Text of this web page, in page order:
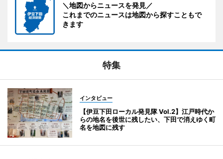
＼地図からニュースを発見／
これまでのニュースは地図から探すこともで
きます
特集
インタビュー
【伊豆下田ローカル発見隊 Vol.2】江戸時代か
らの地名を後世に残したい、下田で消えゆく町
名を地図に残す